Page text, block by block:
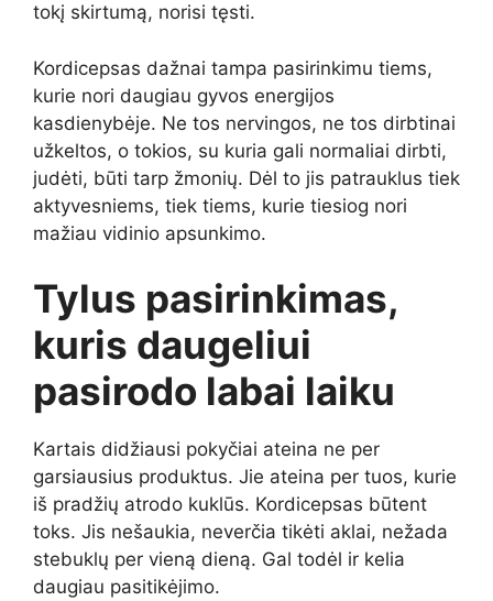
tokį skirtumą, norisi tęsti.
Kordicepsas dažnai tampa pasirinkimu tiems,
kurie nori daugiau gyvos energijos
kasdienybėje. Ne tos nervingos, ne tos dirbtinai
užkeltos, o tokios, su kuria gali normaliai dirbti,
judėti, būti tarp žmonių. Dėl to jis patrauklus tiek
aktyvesniems, tiek tiems, kurie tiesiog nori
mažiau vidinio apsunkimo.
Tylus pasirinkimas,
kuris daugeliui
pasirodo labai laiku
Kartais didžiausi pokyčiai ateina ne per
garsiausius produktus. Jie ateina per tuos, kurie
iš pradžių atrodo kuklūs. Kordicepsas būtent
toks. Jis nešaukia, neverčia tikėti aklai, nežada
stebuklų per vieną dieną. Gal todėl ir kelia
daugiau pasitikėjimo.